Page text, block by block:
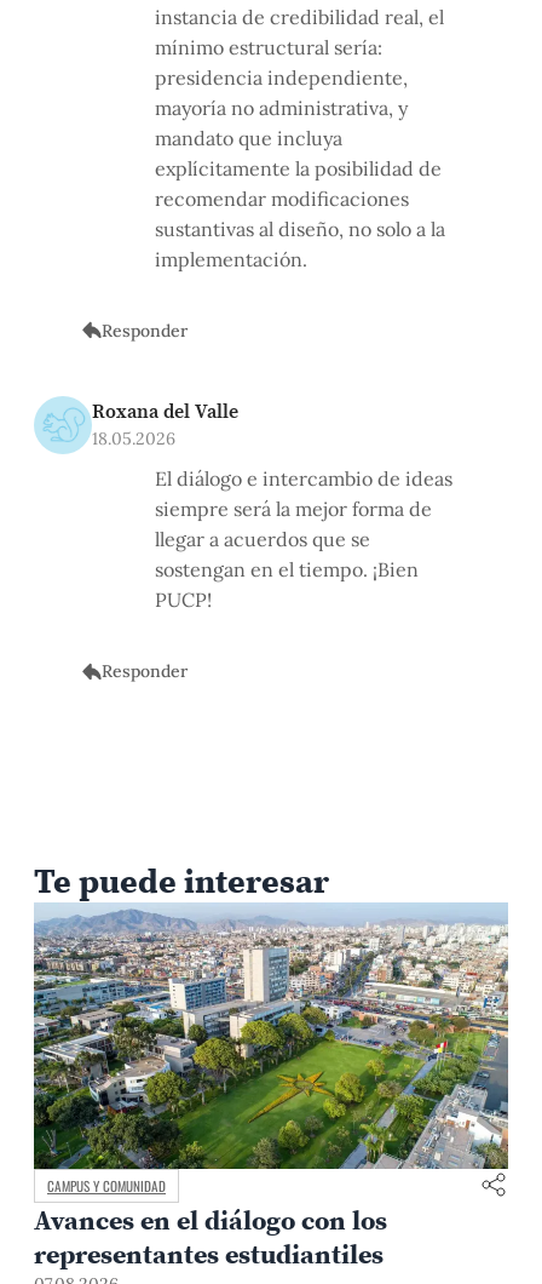
instancia de credibilidad real, el
mínimo estructural sería:
presidencia independiente,
mayoría no administrativa, y
mandato que incluya
explícitamente la posibilidad de
recomendar modificaciones
sustantivas al diseño, no solo a la
implementación.
Responder
Roxana del Valle
18.05.2026
El diálogo e intercambio de ideas
siempre será la mejor forma de
llegar a acuerdos que se
sostengan en el tiempo. ¡Bien
PUCP!
Responder
Te puede interesar
CAMPUS Y COMUNIDAD
Avances en el diálogo con los
representantes estudiantiles